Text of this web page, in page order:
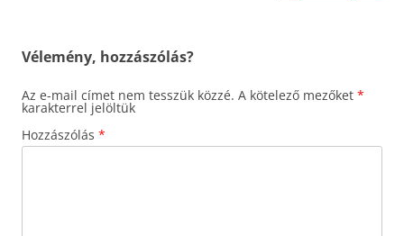
Vélemény, hozzászólás?
Az e-mail címet nem tesszük közzé. A kötelező mezőket *
karakterrel jelöltük
Hozzászólás *